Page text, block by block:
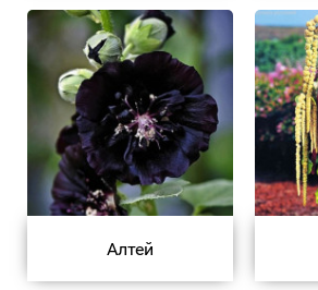
Алтей